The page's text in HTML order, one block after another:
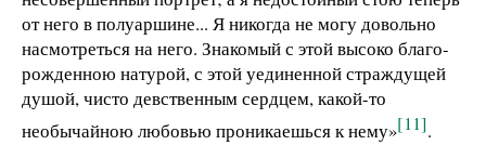
от него в полуаршине... Я никогда не могу довольно
насмотреться на него. Знакомый с этой высоко благо-
рожденною натурой, с этой уединенной страждущей
душой, чисто девственным сердцем, какой-то
необычайною любовью проникаешься к нему»[11].